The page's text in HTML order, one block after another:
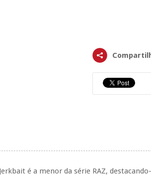
é a menor da série RAZ,